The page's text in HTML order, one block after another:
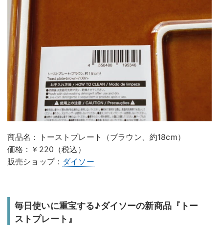
商品名：トーストプレート（ブラウン、約18cm）
価格：￥220（税込）
販売ショップ： ダイソー
毎日使いに重宝する♪ダイソーの新商品『トー
ストプレート』